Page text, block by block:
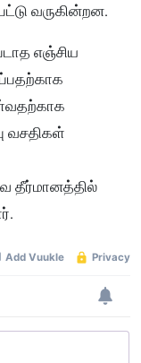
வருகின்றன.
எஞ்சிய
வசதிகள்
தீர்மானத்தில்